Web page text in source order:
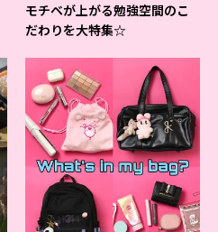
モチベが上がる勉強空間のこ
だわりを大特集☆